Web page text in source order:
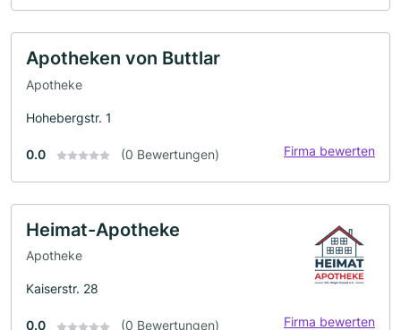
Apotheken von Buttlar
Apotheke
Hohebergstr. 1
0.0 (0 Bewertungen) Firma bewerten
Heimat-Apotheke
Apotheke
Kaiserstr. 28
0.0 (0 Bewertungen) Firma bewerten